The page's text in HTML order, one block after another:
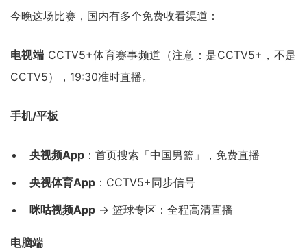
今晚这场比赛，国内有多个免费收看渠道：
电视端 CCTV5+体育赛事频道（注意：是CCTV5+，不是
CCTV5），19:30准时直播。
手机/平板
央视频App ：首页搜索「中国男篮」，免费直播
央视体育App ：CCTV5+同步信号
咪咕视频App → 篮球专区：全程高清直播
电脑端